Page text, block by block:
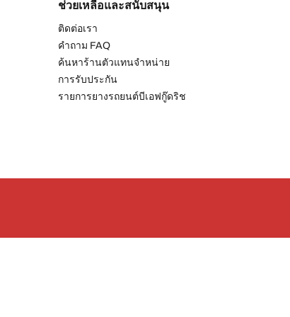
ช่วยเหลือและสนับสนุน
ติดต่อเรา
คำถาม FAQ
ค้นหาร้านตัวแทนจำหน่าย
การรับประกัน
รายการยางรถยนต์บีเอฟกู๊ดริช